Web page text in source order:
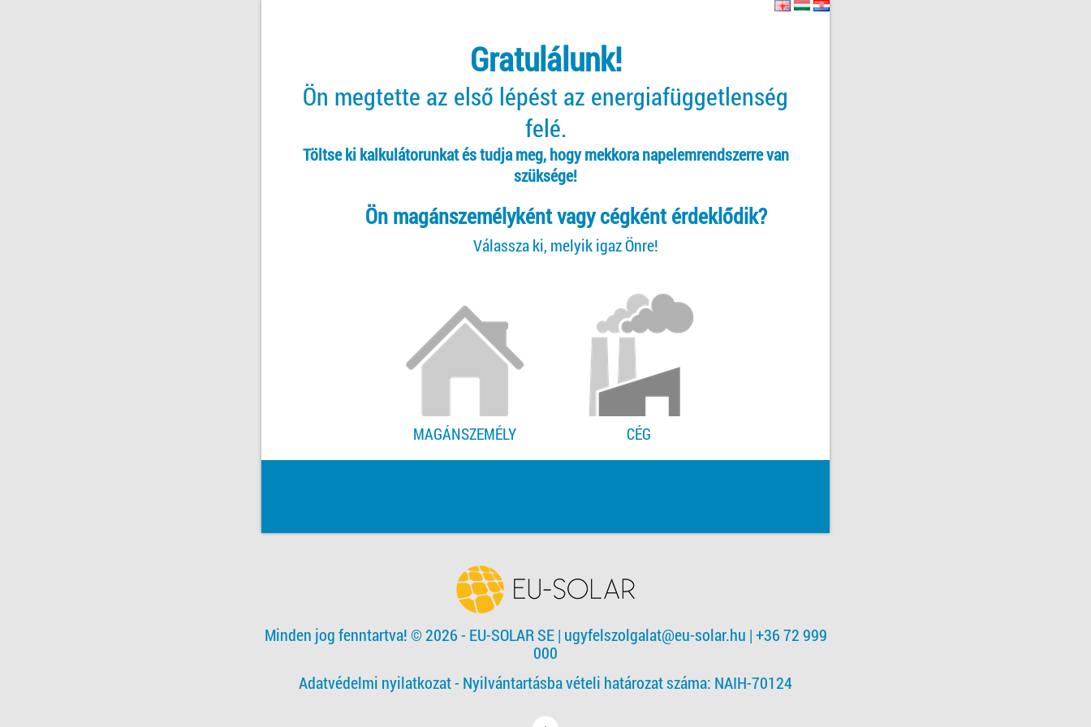
Gratulálunk!
Ön megtette az első lépést az energiafüggetlenség
felé.
Töltse ki kalkulátorunkat és tudja meg, hogy mekkora napelemrendszerre van
szüksége!
Ön magánszemélyként vagy cégként érdeklődik?
Válassza ki, melyik igaz Önre!
MAGÁNSZEMÉLY CÉG
Minden jog fenntartva! © 2026 - EU-SOLAR SE| ugyfelszolgalat@eu-solar.hu | +36 72 999
000
Adatvédelmi nyilatkozat - Nyilvántartásba vételi határozat száma: NAIH-70124